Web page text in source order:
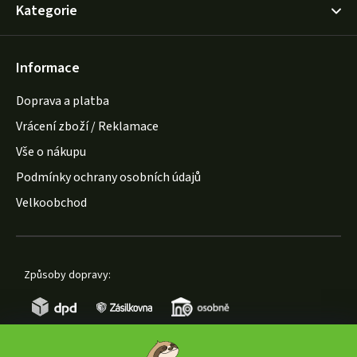
Kategorie
Informace
Doprava a platba
Vrácení zboží / Reklamace
Vše o nákupu
Podmínky ochrany osobních údajů
Velkoobchod
Způsoby dopravy: